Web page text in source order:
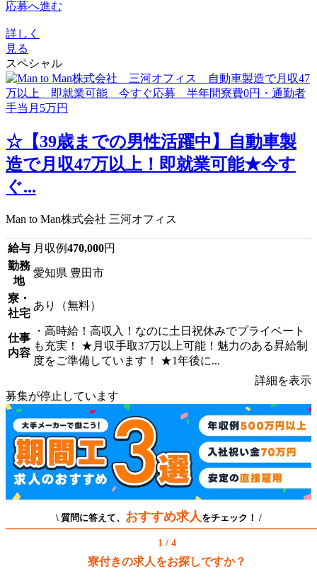
応募へ進む
詳しく
見る
スペシャル
☆【39歳までの男性活躍中】自動車製
造で月収47万以上！即就業可能★今す
ぐ...
Man to Man株式会社 三河オフィス
給与 月収例470,000円
勤務
地
愛知県 豊田市
寮・
社宅
あり（無料）
仕事
内容
・高時給！高収入！なのに土日祝休みでプライベート
も充実！ ★月収手取37万以上可能！魅力のある昇給制
度をご準備しています！ ★1年後に...
詳細を表示
募集が停止しています
\ 質問に答えて、 おすすめ求人 をチェック！ /
1 / 4
寮付きの求人をお探しですか？